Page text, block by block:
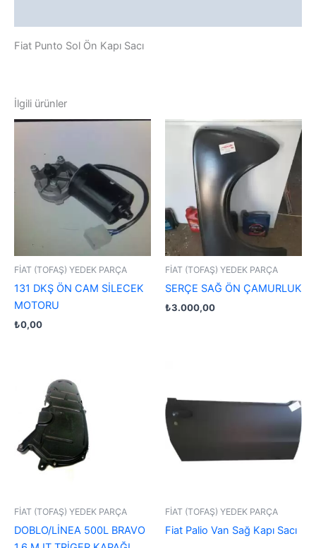
Fiat Punto Sol Ön Kapı Sacı
İlgili ürünler
FİAT (TOFAŞ) YEDEK PARÇA
131 DKŞ ÖN CAM SİLECEK
MOTORU
₺0,00
FİAT (TOFAŞ) YEDEK PARÇA
SERÇE SAĞ ÖN ÇAMURLUK
₺3.000,00
FİAT (TOFAŞ) YEDEK PARÇA
DOBLO/LİNEA 500L BRAVO
FİAT (TOFAŞ) YEDEK PARÇA
Fiat Palio Van Sağ Kapı Sacı